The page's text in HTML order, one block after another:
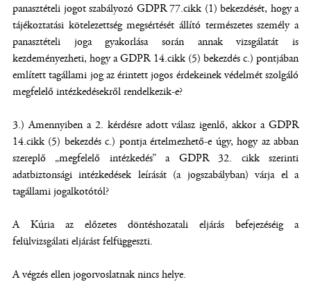
panasztételi jogot szabályozó GDPR 77.cikk (1) bekezdését, hogy a
tájékoztatási kötelezettség megsértését állító természetes személy a
panasztételi joga gyakorlása során annak vizsgálatát is
kezdeményezheti, hogy a GDPR 14.cikk (5) bekezdés c.) pontjában
említett tagállami jog az érintett jogos érdekeinek védelmét szolgáló
megfelelő intézkedésekről rendelkezik-e?
3.) Amennyiben a 2. kérdésre adott válasz igenlő, akkor a GDPR
14.cikk (5) bekezdés c.) pontja értelmezhető-e úgy, hogy az abban
szereplő „megfelelő intézkedés” a GDPR 32. cikk szerinti
adatbiztonsági intézkedések leírását (a jogszabályban) várja el a
tagállami jogalkotótól?
A Kúria az előzetes döntéshozatali eljárás befejezéséig a
felülvizsgálati eljárást felfüggeszti.
A végzés ellen jogorvoslatnak nincs helye.